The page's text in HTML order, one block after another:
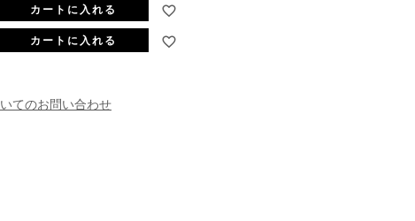
カートに入れる
カートに入れる
てのお問い合わせ